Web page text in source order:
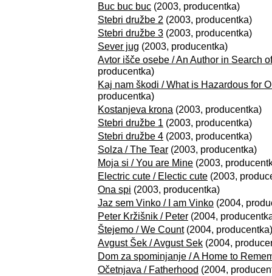
Buc buc buc (2003, producentka)
Stebri družbe 2 (2003, producentka)
Stebri družbe 3 (2003, producentka)
Sever jug (2003, producentka)
Avtor išče osebe / An Author in Search
producentka)
Kaj nam škodi / What is Hazardous for
producentka)
Kostanjeva krona (2003, producentka)
Stebri družbe 1 (2003, producentka)
Stebri družbe 4 (2003, producentka)
Solza / The Tear (2003, producentka)
Moja si / You are Mine (2003,
Electric cute / Electic cute (2003,
Ona spi (2003, producentka)
Jaz sem Vinko / I am Vinko (2004,
Peter Kržišnik / Peter (2004,
Štejemo / We Count(2004, producentka)
Avgust Šek / Avgust Sek (2004,
Dom za spominjanje / A Home to
Očetnjava / Fatherhood (2004,